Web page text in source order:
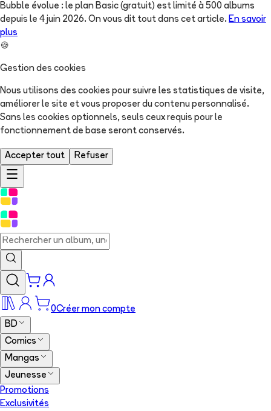
Bubble évolue : le plan Basic (gratuit) est limité à 500 albums
depuis le 4 juin 2026. On vous dit tout dans cet article. En savoir
plus
🍪
Gestion des cookies
Nous utilisons des cookies pour suivre les statistiques de visite,
améliorer le site et vous proposer du contenu personnalisé.
Sans les cookies optionnels, seuls ceux requis pour le
fonctionnement de base seront conservés.
Accepter tout Refuser
0Créer mon compte
BD
Comics
Mangas
Jeunesse
Promotions
Exclusivités